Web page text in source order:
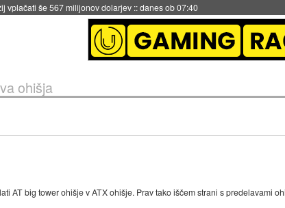
vplačati še 567 milijonov dolarjev ::danes ob 07:40
ohišja
AT big tower ohišje v ATX ohišje. Prav tako iščem strani s predelavami